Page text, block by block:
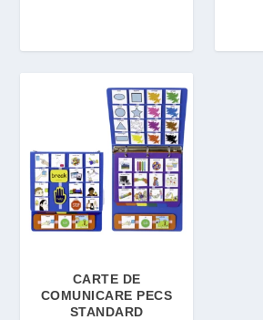
CARTE DE
COMUNICARE PECS
STANDARD